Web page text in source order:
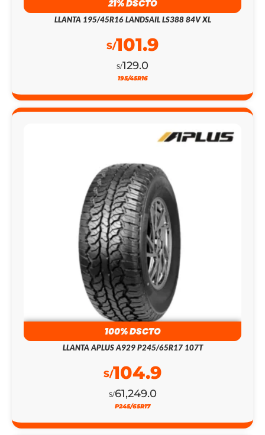
21% DSCTO
LLANTA 195/45R16 LANDSAIL LS388 84V XL
S/129.0
S/101.9
195/45R16
100% DSCTO
LLANTA APLUS A929 P245/65R17 107T
S/61,249.0
S/104.9
P245/65R17